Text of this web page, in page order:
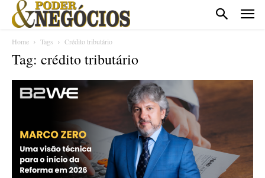
Home Tags Crédito tributário
Tag: crédito tributário